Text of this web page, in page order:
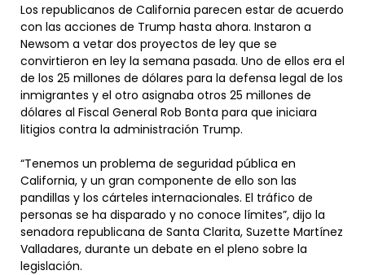
Los republicanos de California parecen estar de acuerdo
con las acciones de Trump hasta ahora. Instaron a
Newsom a vetar dos proyectos de ley que se
convirtieron en ley la semana pasada. Uno de ellos era el
de los 25 millones de dólares para la defensa legal de los
inmigrantes y el otro asignaba otros 25 millones de
dólares al Fiscal General Rob Bonta para que iniciara
litigios contra la administración Trump.
“Tenemos un problema de seguridad pública en
California, y un gran componente de ello son las
pandillas y los cárteles internacionales. El tráfico de
personas se ha disparado y no conoce límites”, dijo la
senadora republicana de Santa Clarita, Suzette Martínez
Valladares, durante un debate en el pleno sobre la
legislación.